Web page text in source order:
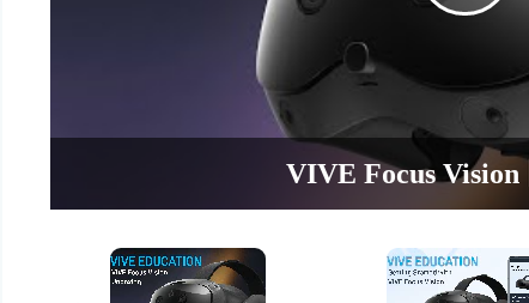
VIVE Focus Vision
VIVE Focus Vision
Setting up your room for
Transferring media between the
Casting VIVE Focus Vision